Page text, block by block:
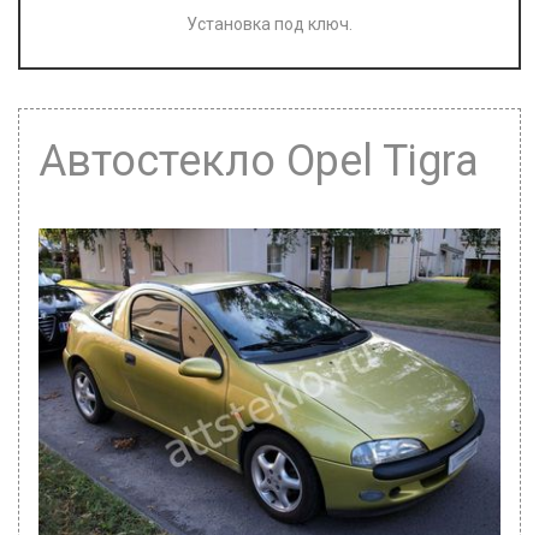
Установка под ключ.
Автостекло Opel Tigra